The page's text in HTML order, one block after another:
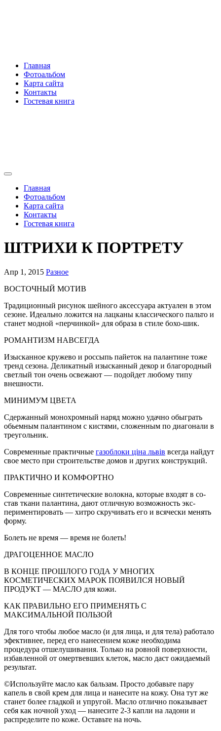
Главная
Фотоальбом
Карта сайта
Контакты
Гостевая книга
Главная
Фотоальбом
Карта сайта
Контакты
Гостевая книга
ШТРИХИ К ПОРТРЕТУ
Апр 1, 2015 Разное
ВОСТОЧНЫЙ МОТИВ
Традиционный рисунок шейного аксессуара актуален в этом
сезоне. Идеально ложится на лацканы клас­сического пальто и
станет модной «пер­чинкой» для образа в стиле бохо-шик.
РОМАНТИЗМ НАВСЕГДА
Изысканное кружево и россыпь пайеток на палантине тоже
тренд сезона. Дели­катный изысканный декор и благородный
светлый тон очень освежают — подой­дет любому типу
внешности.
МИНИМУМ ЦВЕТА
Сдержанный монохромный наряд можно удачно обыграть
обьемным палантином с кистями, сложенным по диагонали в
треугольник.
Современные практичные газоблоки ціна львів всегда найдут
свое место при строительстве домов и других конструкций.
ПРАКТИЧНО И КОМФОРТНО
Современные син­тетические волокна, которые входят в со­
став ткани паланти­на, дают отличную возможность экс­
периментировать — хитро скручивать его и всячески менять
форму.
Болеть не время — время не болеть!
ДРАГОЦЕННОЕ МАСЛО
В КОНЦЕ ПРОШЛОГО ГОДА У МНОГИХ
КОСМЕТИЧЕСКИХ МАРОК ПОЯВИЛСЯ НОВЫЙ
ПРОДУКТ — МАСЛО для кожи.
КАК ПРАВИЛЬНО ЕГО ПРИМЕНЯТЬ С
МАКСИМАЛЬНОЙ ПОЛЬЗОЙ
Для того чтобы любое масло (и для лица, и для тела) работало
эфективнее, перед его нанесением коже необхо­дима
процедура отшелу­шивания. Только на ровной поверхности,
избавленной от омертвевших клеток, масло даст ожидаемый
результат.
©Используйте масло как бальзам. Просто добавьте пару
капель в свой крем для лица и нанесите на кожу. Она тут же
станет более гладкой и упругой. Масло отлично показывает
себя как ночной уход — нанесите 2-3 капли на ладо­ни и
распределите по коже. Оставьте на ночь.